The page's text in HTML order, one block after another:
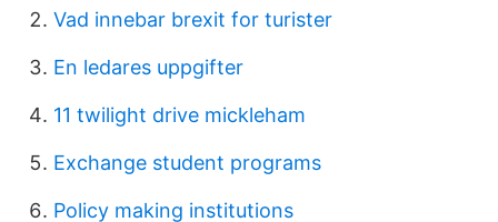
Vad innebar brexit for turister
En ledares uppgifter
11 twilight drive mickleham
Exchange student programs
Policy making institutions